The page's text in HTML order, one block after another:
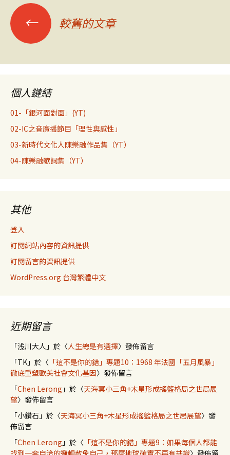
文
章
導
覽
← 較舊的文章
個人鏈結
01-「銀河面對面」(YT)
02-IC之音廣播節目「理性與感性」
03-新時代文化人陳樂融作品集（YT）
04-陳樂融歌詞集（YT）
其他
登入
訂閱網站內容的資訊提供
訂閱留言的資訊提供
WordPress.org 台灣繁體中文
近期留言
「浅川大人 」於〈人生總是有選擇〉發佈留言
「TK」於〈 「這不是你的錯」專題10：1968 年法國「五月風暴」
徹底重塑歐美社會文化基因〉發佈留言
「Chen Lerong 」於〈天海冥小三角+木星形成搖籃格局之世局展
望〉發佈留言
「小鑽石 」於〈天海冥小三角+木星形成搖籃格局之世局展望〉發
佈留言
「Chen Lerong 」於〈 「這不是你的錯」專題9：如果每個人都能
找到一套自洽的邏輯赦免自己，那麼地球確實不再有共識〉發佈留